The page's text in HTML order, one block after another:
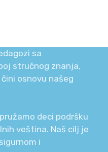
sa
stručnog znanja,
osnovu našeg
deci podršku
veština. Naš cilj je
i